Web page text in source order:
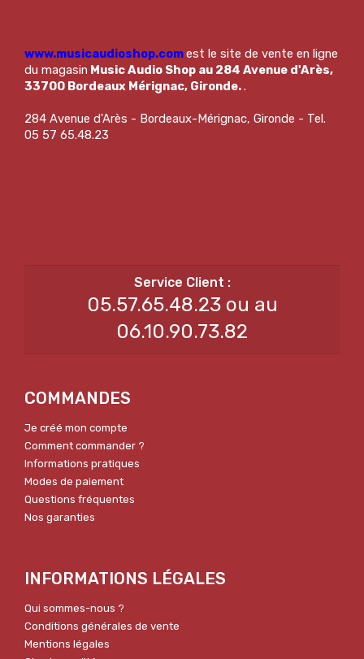
www.musicaudioshop.comest le site de vente en ligne
du magasin Music Audio Shop au 284 Avenue d'Arès,
33700 Bordeaux Mérignac, Gironde..
284 Avenue d'Arès - Bordeaux-Mérignac, Gironde - Tel.
05 57 65.48.23
05.57.65.48.23 ou au
06.10.90.73.82
COMMANDES
Je créé mon compte
Comment commander ?
Informations pratiques
Modes de paiement
Questions fréquentes
Nos garanties
INFORMATIONS LÉGALES
Qui sommes-nous ?
Conditions générales de vente
Mentions légales